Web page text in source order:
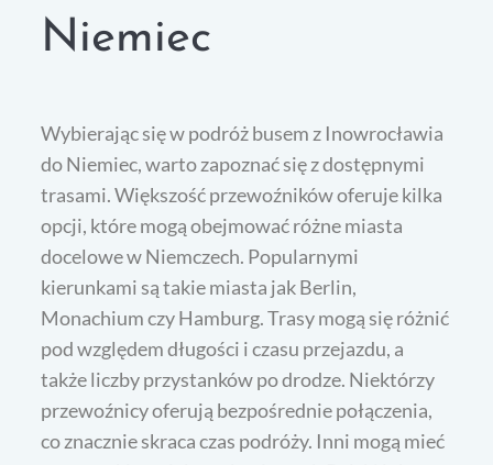
Niemiec
Wybierając się w podróż busem z Inowrocławia
do Niemiec, warto zapoznać się z dostępnymi
trasami. Większość przewoźników oferuje kilka
opcji, które mogą obejmować różne miasta
docelowe w Niemczech. Popularnymi
kierunkami są takie miasta jak Berlin,
Monachium czy Hamburg. Trasy mogą się różnić
pod względem długości i czasu przejazdu, a
także liczby przystanków po drodze. Niektórzy
przewoźnicy oferują bezpośrednie połączenia,
co znacznie skraca czas podróży. Inni mogą mieć